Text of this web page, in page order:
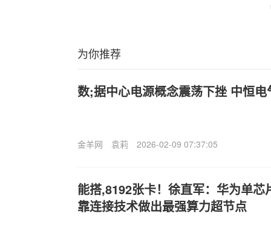
为你推荐
数;据中心电源概念震荡下挫 中恒电
金羊网 袁莉 2026-02-09 07:37:05
能搭,8192张卡！徐直军：华为单
靠连接技术做出最强算力超节点